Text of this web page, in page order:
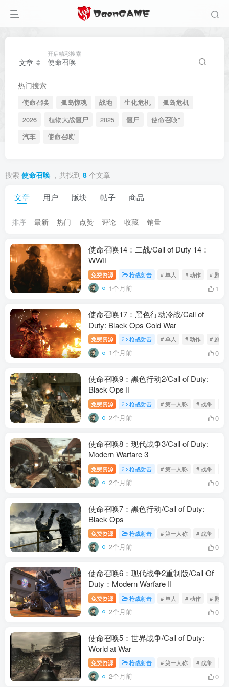
文章
开启精彩搜索
热门搜索
使命召唤 孤岛惊魂 战地 生化危机
孤岛危机
2026
植物大战僵尸 2025 僵尸
使命召唤"
汽车
使命召唤'
搜索 使命召唤 ，共找到 8 个文章
文章 用户 版块 帖子 商品
排序 最新 热门 点赞 评论 收藏 销量
使命召唤14：二战/Call of Duty 14：
WWII
免费资源 枪战射击 # 单人 # 动作 # 剧情
1个月前 1
使命召唤17：黑色行动冷战/Call of
Duty: Black Ops Cold War
免费资源 枪战射击 # 单人 # 动作 # 剧情
1个月前 0
使命召唤9：黑色行动2/Call of Duty:
Black Ops II
免费资源 枪战射击 # 第一人称 # 战争
2个月前 0
使命召唤8：现代战争3/Call of Duty:
Modern Warfare 3
免费资源 枪战射击 # 第一人称 # 战争
2个月前 0
使命召唤7：黑色行动/Call of Duty:
Black Ops
免费资源 枪战射击 # 第一人称 # 战争
2个月前 0
使命召唤6：现代战争2重制版/Call Of
Duty：Modern Warfare II
免费资源 枪战射击 # 单人 # 动作 # 剧情
2个月前 0
使命召唤5：世界战争/Call of Duty:
World at War
免费资源 枪战射击 # 第一人称 # 战争
2个月前 0